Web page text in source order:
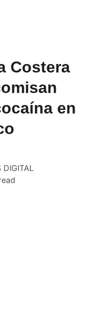
Costera
en
DIGITAL